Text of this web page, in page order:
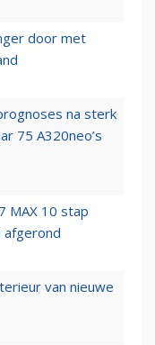
door met
na sterk
75 A320neo’s
MAX 10 stap
afgerond
van nieuwe